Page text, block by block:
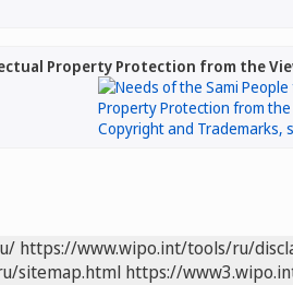
Property Protection from the
https://www.wipo.int/tools/ru/
sitemap.html https://